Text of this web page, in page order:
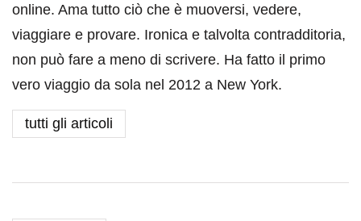
online. Ama tutto ciò che è muoversi, vedere,
viaggiare e provare. Ironica e talvolta contradditoria,
non può fare a meno di scrivere. Ha fatto il primo
vero viaggio da sola nel 2012 a New York.
tutti gli articoli